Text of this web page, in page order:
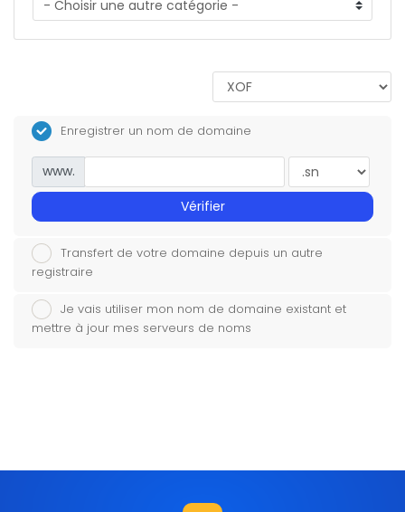
Enregistrer un nom de domaine
www.
Vérifier
Transfert de votre domaine depuis un autre
registraire
Je vais utiliser mon nom de domaine existant et
mettre à jour mes serveurs de noms